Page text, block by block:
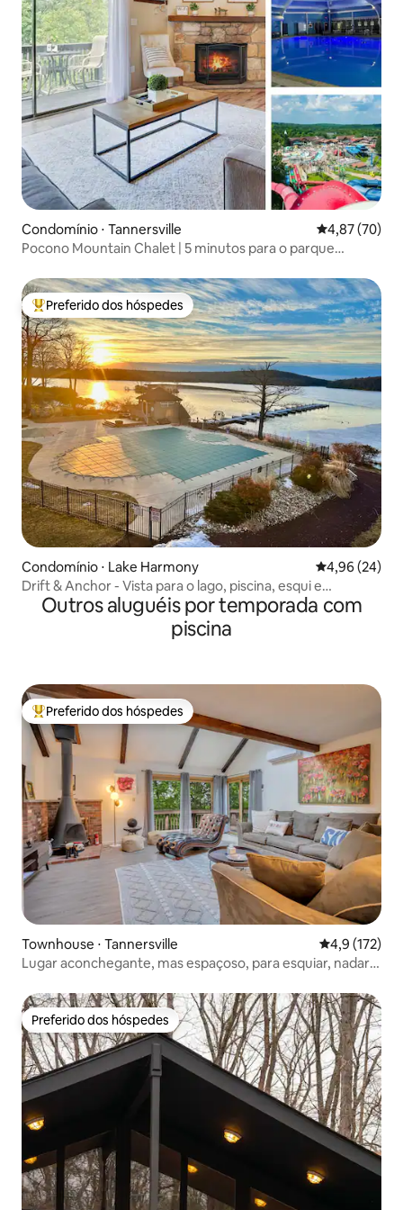
Condomínio ⋅ Tannersville 4,87 de uma
4,87 (70)
Pocono Mountain Chalet | 5 minutos para o parque
Entre os melhores preferidos dos hóspedes
Preferido dos hóspedes
Condomínio ⋅ Lake Harmony 4,96 de uma
4,96 (24)
Drift & Anchor - Vista para o lago, piscina, esqui e
montanha
Outros aluguéis por temporada com
piscina
Entre os melhores preferidos dos hóspedes
Preferido dos hóspedes
Townhouse ⋅ Tannersville 4,9 de uma
4,9 (172)
Lugar aconchegante, mas espaçoso, para esquiar, nadar e
Preferido dos hóspedes
Preferido dos hóspedes